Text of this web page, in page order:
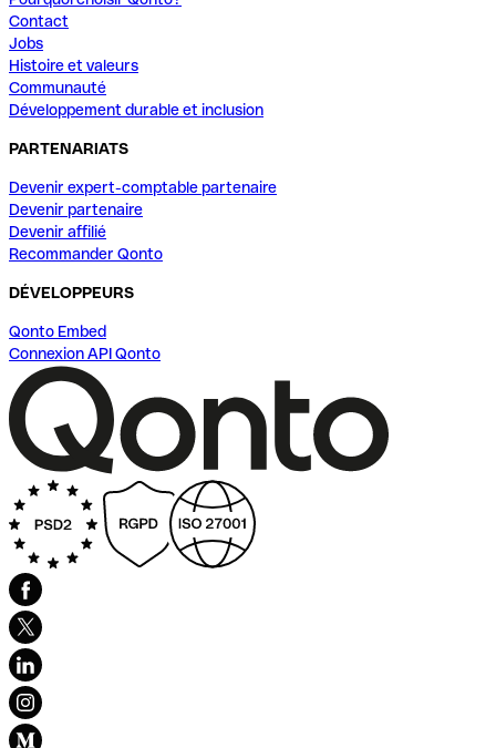
Contact
Jobs
Histoire et valeurs
Communauté
Développement durable et inclusion
PARTENARIATS
Devenir expert-comptable partenaire
Devenir partenaire
Devenir affilié
Recommander Qonto
DÉVELOPPEURS
Qonto Embed
Connexion API Qonto